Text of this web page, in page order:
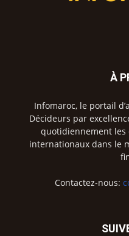
À
Infomaroc, le portail
Décideurs par
quotidiennement les
internationaux dans le
Contactez-nous: